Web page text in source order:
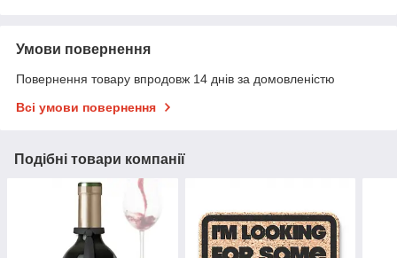
Умови повернення
Повернення товару впродовж 14 днів за домовленістю
Всі умови повернення
Подібні товари компанії